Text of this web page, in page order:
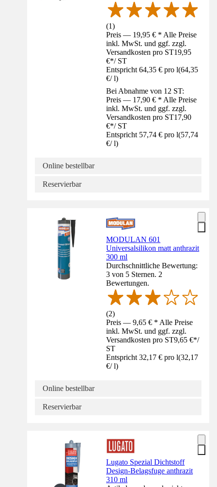
(1)
Preis — 19,95 € * Alle Preise
inkl. MwSt. und ggf. zzgl.
Versandkosten pro ST19,95
€*/ ST
Entspricht 64,35 € pro l(64,35
€/ l)
Bei Abnahme von 12 ST:
Preis — 17,90 € * Alle Preise
inkl. MwSt. und ggf. zzgl.
Versandkosten pro ST17,90
€*/ ST
Entspricht 57,74 € pro l(57,74
€/ l)
Online bestellbar
Reservierbar
MODULAN 601
Universalsilikon matt anthrazit
300 ml
Durchschnittliche Bewertung:
3 von 5 Sternen. 2
Bewertungen.
(2)
Preis — 9,65 € * Alle Preise
inkl. MwSt. und ggf. zzgl.
Versandkosten pro ST9,65 €*/
ST
Entspricht 32,17 € pro l(32,17
€/ l)
Online bestellbar
Reservierbar
Lugato Spezial Dichtstoff
Design-Belagsfuge anthrazit
310 ml